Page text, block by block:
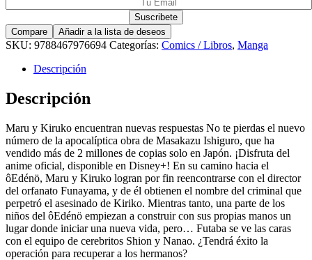
Compare Añadir a la lista de deseos
SKU: 9788467976694 Categorías: Comics / Libros, Manga
Descripción
Descripción
Maru y Kiruko encuentran nuevas respuestas No te pierdas el nuevo
número de la apocalíptica obra de Masakazu Ishiguro, que ha
vendido más de 2 millones de copias solo en Japón. ¡Disfruta del
anime oficial, disponible en Disney+! En su camino hacia el
ôEdénö, Maru y Kiruko logran por fin reencontrarse con el director
del orfanato Funayama, y de él obtienen el nombre del criminal que
perpetró el asesinado de Kiriko. Mientras tanto, una parte de los
niños del ôEdénö empiezan a construir con sus propias manos un
lugar donde iniciar una nueva vida, pero… Futaba se ve las caras
con el equipo de cerebritos Shion y Nanao. ¿Tendrá éxito la
operación para recuperar a los hermanos?